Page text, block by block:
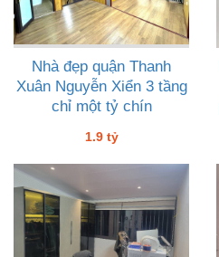
Nhà đẹp quận Thanh
Xuân Nguyễn Xiển 3 tầng
chỉ một tỷ chín
1.9 tỷ